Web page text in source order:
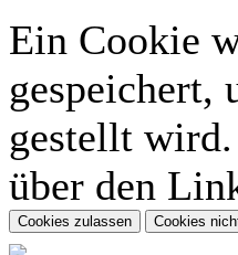
Ein Cookie
gespeichert,
gestellt
über den